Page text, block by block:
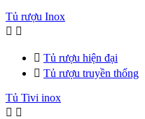
Tủ rượu Inox
 
 Tủ rượu hiện đại
 Tủ rượu truyền thống
Tủ Tivi inox
 